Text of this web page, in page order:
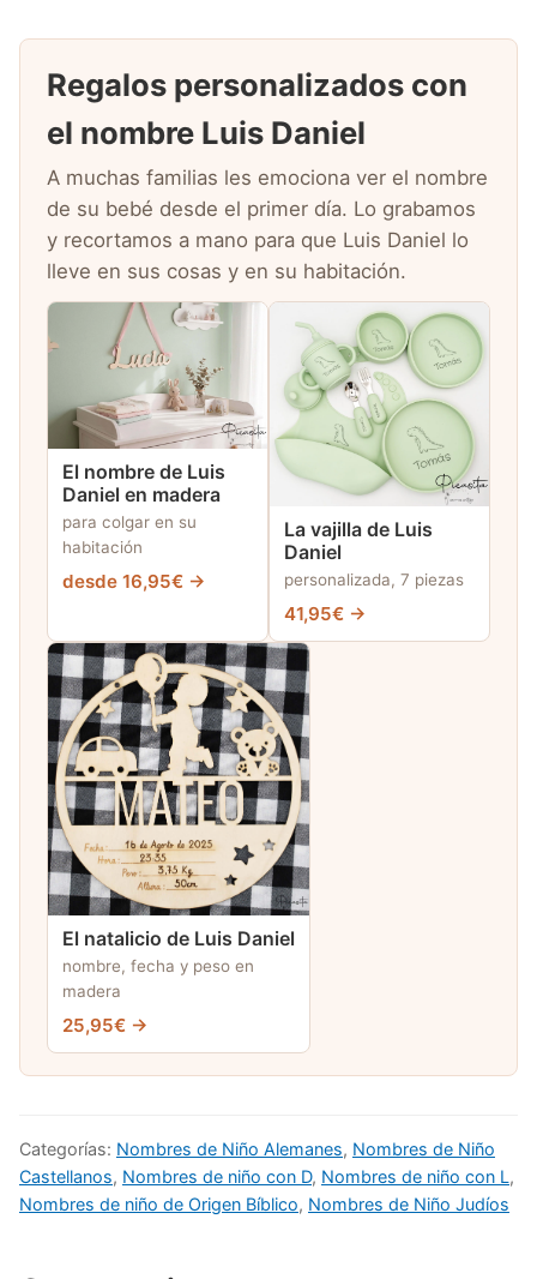
Regalos personalizados con
el nombre Luis Daniel
A muchas familias les emociona ver el nombre
de su bebé desde el primer día. Lo grabamos
y recortamos a mano para que Luis Daniel lo
lleve en sus cosas y en su habitación.
El nombre de Luis
Daniel en madera
para colgar en su
habitación
desde 16,95€ →
La vajilla de Luis
Daniel
personalizada, 7 piezas
41,95€ →
El natalicio de Luis Daniel
nombre, fecha y peso en
madera
25,95€ →
Categorías: Nombres de Niño Alemanes, Nombres de Niño
Castellanos, Nombres de niño con D, Nombres de niño con L,
Nombres de niño de Origen Bíblico, Nombres de Niño Judíos